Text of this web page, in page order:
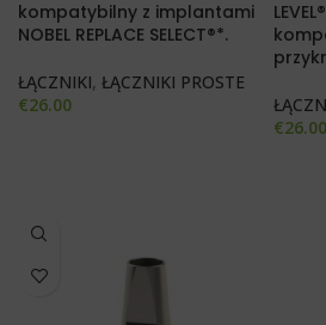
kompatybilny z implantami
NOBEL REPLACE SELECT®*.
ŁĄCZNIKI, ŁĄCZNIKI PROSTE
€26.00
€26.00